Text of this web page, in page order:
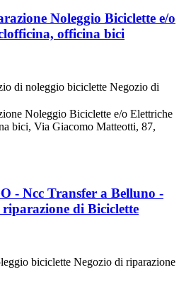
Noleggio Biciclette e/o
officina bici
di noleggio biciclette Negozio di
Noleggio Biciclette e/o Elettriche
bici, Via Giacomo Matteotti, 87,
- Ncc Transfer a Belluno -
di Biciclette
biciclette Negozio di riparazione